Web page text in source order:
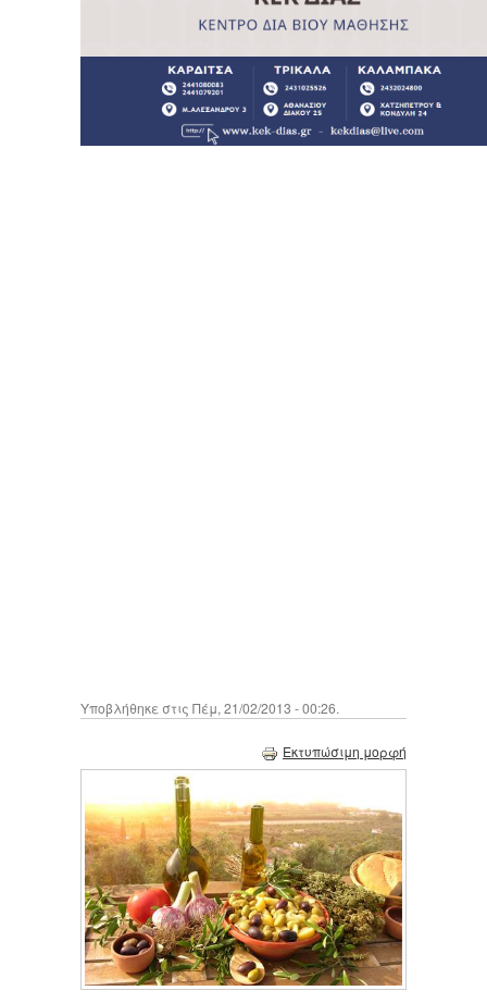
Υποβλήθηκε στις Πέμ, 21/02/2013 - 00:26.
Εκτυπώσιμη μορφή